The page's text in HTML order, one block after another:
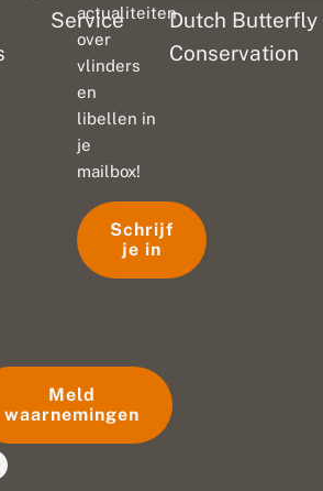
Service
Dutch Butterfly
Conservation
actualiteiten
over
vlinders
en
libellen in
je
mailbox!
Schrijf
je in
Meld
waarnemingen